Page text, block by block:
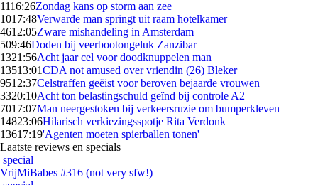
1116:26Zondag kans op storm aan zee
1017:48Verwarde man springt uit raam hotelkamer
4612:05Zware mishandeling in Amsterdam
509:46Doden bij veerbootongeluk Zanzibar
1321:56Acht jaar cel voor doodknuppelen man
13513:01CDA not amused over vriendin (26) Bleker
9512:37Celstraffen geëist voor beroven bejaarde vrouwen
3320:10Acht ton belastingschuld geïnd bij controle A2
7017:07Man neergestoken bij verkeersruzie om bumperkleven
14823:06Hilarisch verkiezingsspotje Rita Verdonk
13617:19'Agenten moeten spierballen tonen'
Laatste reviews en specials
special
VrijMiBabes #316 (not very sfw!)